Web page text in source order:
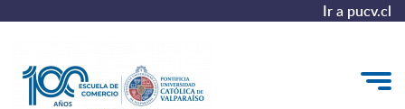
Ir a pucv.cl